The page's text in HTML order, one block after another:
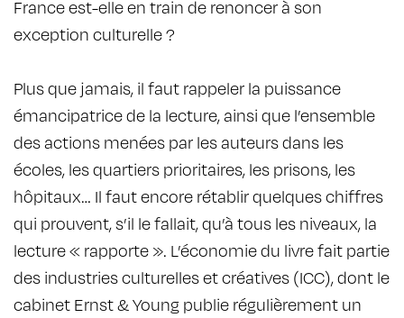
France est-­elle en train de renoncer à son
exception culturelle ?
Plus que jamais, il faut rappeler la puissance
émancipatrice de la lecture, ainsi que l’ensemble
des actions menées par les auteurs dans les
écoles, les quartiers prioritaires, les prisons, les
hôpitaux… Il faut encore rétablir quelques chiffres
qui prouvent, s’il le fallait, qu’à tous les niveaux, la
lecture « rapporte ». L’économie du livre fait partie
des industries culturelles et créatives (ICC), dont le
cabinet Ernst & Young publie régulièrement un